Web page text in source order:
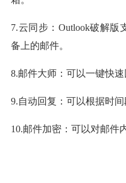
7.云同步：Outlook破解版
备上的邮件。
8.邮件大师：可以一键快速
9.自动回复：可以根据时
10.邮件加密：可以对邮件